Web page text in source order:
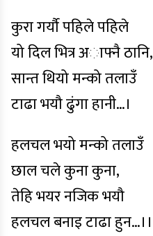
कुरा गर्यौ पहिले पहिले
यो दिल भित्र अाफ्नै ठानि,
सान्त थियो मन्को तलाउँ
टाढा भयौ ढुंगा हानी…।
हलचल भयो मन्को तलाउँ
छाल चले कुना कुना,
तेहि भयर नजिक भयौ
हलचल बनाइ टाढा हुन…।।